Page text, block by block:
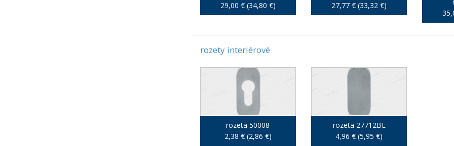
29,00 € (34,80 €)
27,77 € (33,32 €)
rozety interiérové
rozeta 50008
2,38 € (2,86 €)
rozeta 27712BL
4,96 € (5,95 €)